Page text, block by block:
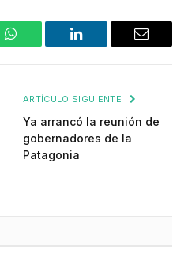
WhatsApp LinkedIn Email
ARTÍCULO SIGUIENTE
Ya arrancó la reunión de
gobernadores de la
Patagonia